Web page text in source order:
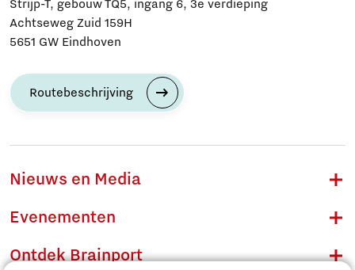
Strijp-T, gebouw TQ5, ingang 6, 3e verdieping
Achtseweg Zuid 159H
5651 GW Eindhoven
Routebeschrijving
Nieuws en Media
Evenementen
Ontdek Brainport